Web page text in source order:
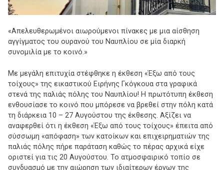
«Απελευθερωμένοι αιωρούμενοι πίνακες με μια αίσθηση
αγγίγματος του ουρανού του Ναυπλίου σε μία διαρκή
συνομιλία με το κοινό.»
Με μεγάλη επιτυχία στέφθηκε η έκθεση «Έξω από τους
τοίχους» της εικαστικού Ειρήνης Γκόγκουα στα γραφικά
στενά της παλιάς πόλης του Ναυπλίου! Η πρωτότυπη έκθεση
ενθουσίασε το κοινό που μπόρεσε να βρεθεί στην πόλη κατά
τη διάρκεια 10 – 27 Αυγούστου της έκθεσης. Αξίζει να
αναφερθεί ότι η έκθεση «Έξω από τους τοίχους» έπειτα από
σύσσωμη «απόφαση» των κατοίκων και επιχειρηματιών της
παλιάς πόλης πήρε παράταση καθώς το πέρας αρχικά είχε
οριστεί για τις 20 Αυγούστου. Το ατμοσφαιρικό τοπίο σε
συνδυασμό με την αιώρηση των ιδιαίτερων έργων της